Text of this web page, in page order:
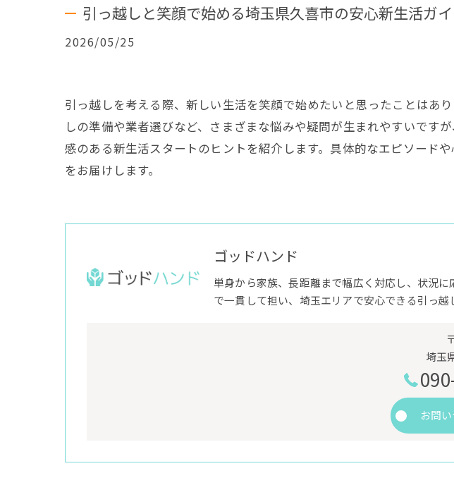
引っ越しと笑顔で始める埼玉県久喜市の安心新生活ガ
2026/05/25
引っ越しを考える際、新しい生活を笑顔で始めたいと思ったことはあ
しの準備や業者選びなど、さまざまな悩みや疑問が生まれやすいです
感のある新生活スタートのヒントを紹介します。具体的なエピソード
をお届けします。
ゴッドハンド
単身から家族、長距離まで幅広く対応し、状況
で一貫して担い、埼玉エリアで安心できる引っ越
埼玉
お問